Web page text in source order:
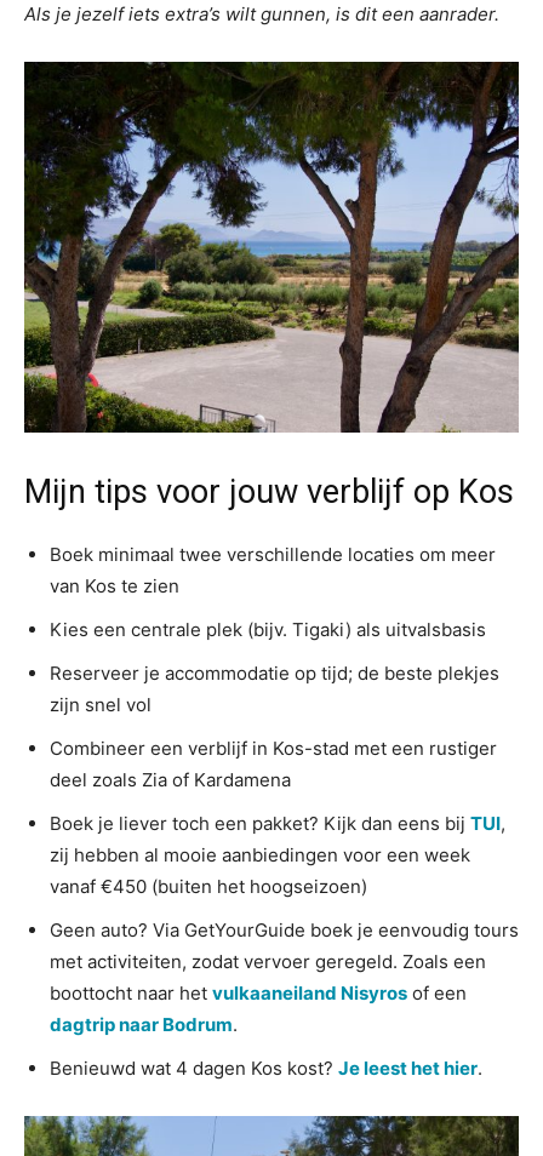
Als je jezelf iets extra’s wilt gunnen, is dit een aanrader.
Mijn tips voor jouw verblijf op Kos
Boek minimaal twee verschillende locaties om meer
van Kos te zien
Kies een centrale plek (bijv. Tigaki) als uitvalsbasis
Reserveer je accommodatie op tijd; de beste plekjes
zijn snel vol
Combineer een verblijf in Kos-stad met een rustiger
deel zoals Zia of Kardamena
Boek je liever toch een pakket? Kijk dan eens bij TUI,
zij hebben al mooie aanbiedingen voor een week
vanaf €450 (buiten het hoogseizoen)
Geen auto? Via GetYourGuide boek je eenvoudig tours
met activiteiten, zodat vervoer geregeld. Zoals een
boottocht naar het vulkaaneiland Nisyros of een
dagtrip naar Bodrum.
Benieuwd wat 4 dagen Kos kost? Je leest het hier.